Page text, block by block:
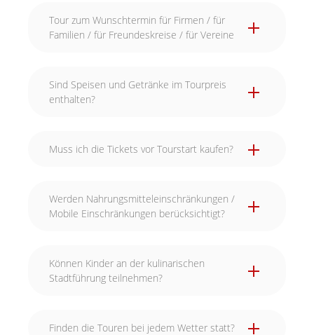
Tour zum Wunschtermin für Firmen / für
Familien / für Freundeskreise / für Vereine
Sind Speisen und Getränke im Tourpreis
enthalten?
Muss ich die Tickets vor Tourstart kaufen?
Werden Nahrungsmitteleinschränkungen /
Mobile Einschränkungen berücksichtigt?
Können Kinder an der kulinarischen
Stadtführung teilnehmen?
Finden die Touren bei jedem Wetter statt?